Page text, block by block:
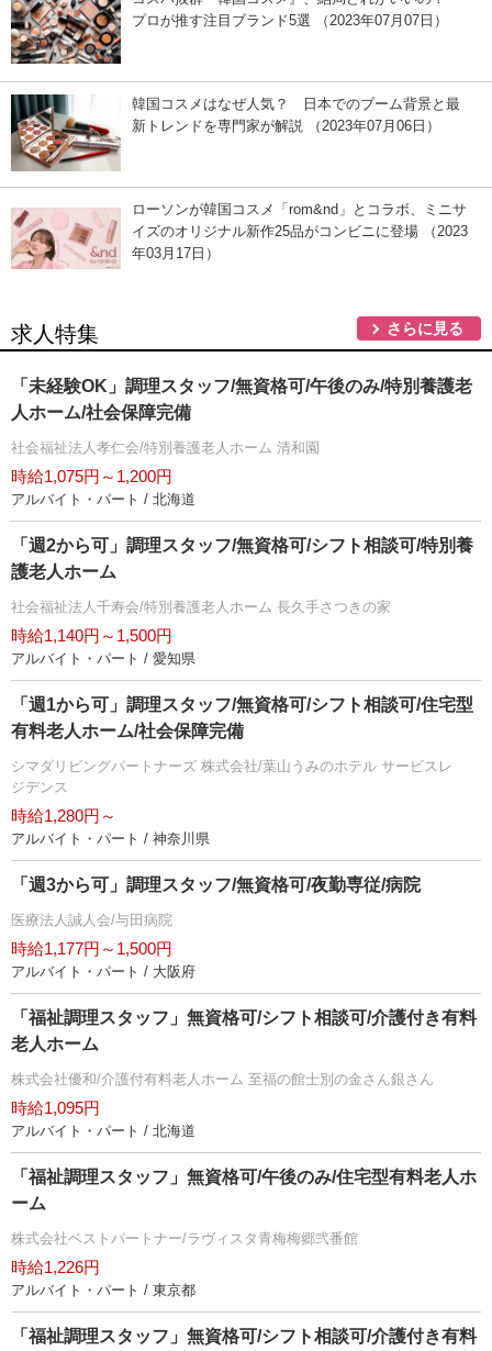
プロが推す注目ブランド5選 （2023年07月07日）
韓国コスメはなぜ人気？ 日本でのブーム背景と最
新トレンドを専門家が解説 （2023年07月06日）
ローソンが韓国コスメ「rom&nd」とコラボ、ミニサ
イズのオリジナル新作25品がコンビニに登場 （2023
年03月17日）
求人特集 さらに見る
「未経験OK」調理スタッフ/無資格可/午後のみ/特別養護老
人ホーム/社会保障完備
社会福祉法人孝仁会/特別養護老人ホーム 清和園
時給1,075円～1,200円
アルバイト・パート / 北海道
「週2から可」調理スタッフ/無資格可/シフト相談可/特別養
護老人ホーム
社会福祉法人千寿会/特別養護老人ホーム 長久手さつきの家
時給1,140円～1,500円
アルバイト・パート / 愛知県
「週1から可」調理スタッフ/無資格可/シフト相談可/住宅型
有料老人ホーム/社会保障完備
シマダリビングパートナーズ 株式会社/葉山うみのホテル サービスレ
ジデンス
時給1,280円～
アルバイト・パート / 神奈川県
「週3から可」調理スタッフ/無資格可/夜勤専従/病院
医療法人誠人会/与田病院
時給1,177円～1,500円
アルバイト・パート / 大阪府
「福祉調理スタッフ」無資格可/シフト相談可/介護付き有料
老人ホーム
株式会社優和/介護付有料老人ホーム 至福の館士別の金さん銀さん
時給1,095円
アルバイト・パート / 北海道
「福祉調理スタッフ」無資格可/午後のみ/住宅型有料老人ホ
ーム
株式会社ベストパートナー/ラヴィスタ青梅梅郷弐番館
時給1,226円
アルバイト・パート / 東京都
「福祉調理スタッフ」無資格可/シフト相談可/介護付き有料